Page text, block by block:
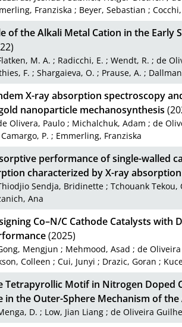
Franziska ; Beyer, Sebastian ;
of the Alkali Metal Cation in the Early
M. A. ; Radicchi, E. ;Wendt, R. ;de
F. ; Shargaieva, O. ; Prause, A. ;
X-ray absorption spectroscopy
nanoparticle mechanosynthesis
Olivera, Paulo ; Michalchuk, Adam ;de
Camargo, P. ; Emmerling, Franziska
performance of single-walled
characterized by X-ray
Sendja, Bridinette ;Tchouank Tekou,
Ana
Co–N/C Cathode Catalysts with
(2025)
Mengjun ; Mehmood, Asad ;de
Colleen ; Cui, Junyi ; Drazic, Goran ;
Tetrapyrollic Motif in Nitrogen Doped
in the Outer-Sphere Mechanism of
D. ; Low, Jian Liang ;de Oliveira